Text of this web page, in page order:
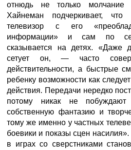
отнюдь не только молчание
Хайнеман подчеркивает,
телевизор с его
информации» и сам по
сказывается на детях. «Даже
сетует он, — часто
действительности, а быстрые
ребенку возможности как
действия. Передачи нередко
потому никак не побуждают
собственную фантазию и
тому же именно у частных
боевики и показы сцен
в играх со сверстниками